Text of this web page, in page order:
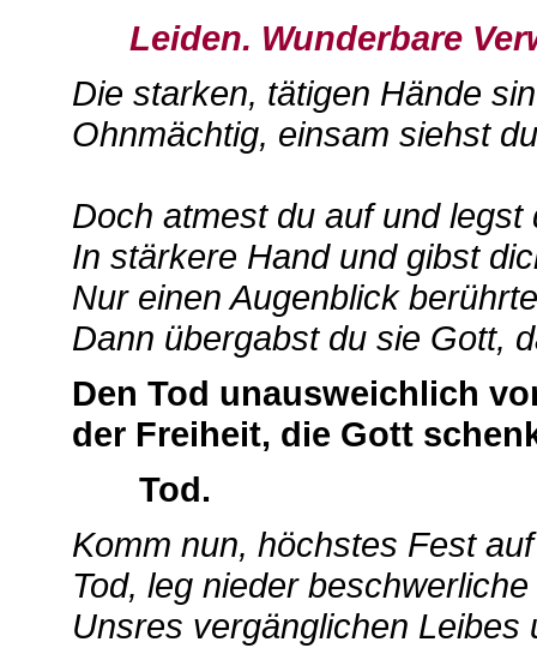
Leiden. Wunderbare
Die starken, tätigen Hände
Ohnmächtig, einsam siehst
Doch atmest du auf und
In stärkere Hand und gibst
Nur einen Augenblick
Dann übergabst du sie Gott,
Den Tod unausweichlich
der Freiheit, die Gott
Tod.
Komm nun, höchstes Fest
Tod, leg nieder
Unsres vergänglichen